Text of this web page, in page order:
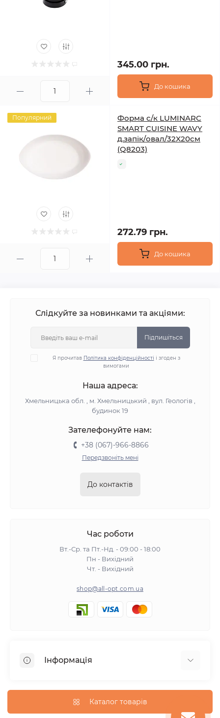
345.00 грн.
До кошика
Популярний
Форма с/к LUMINARC
SMART CUISINE WAVY
д.запік/овал/32X20см
(Q8203)
272.79 грн.
До кошика
Слідкуйте за новинками та акціями:
Підпишіться
Я прочитав Політика конфіденційності і згоден з
вимогами
Наша адреса:
Хмельницька обл. , м. Хмельницький , вул. Геологів ,
будинок 19
Зателефонуйте нам:
+38 (067)-966-8866
Передзвоніть мені
До контактів
Час роботи
Вт.-Ср. та Пт.-Нд. - 09:00 - 18:00
Пн - Вихідний
Чт. - Вихідний
shop@all-opt.com.ua
Інформація
Оплата та доставка
Повернення та обмін
Каталог товарів